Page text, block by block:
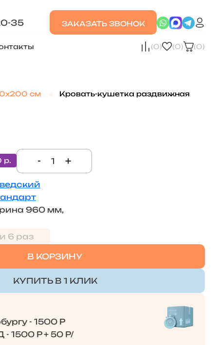
35 ЗАКАЗАТЬ ЗВОНОК
(0) (0) (0)
см
Кровать-кушетка раздвижная
р. - +
960 мм,
6 раз
В КОРЗИНУ
КУПИТЬ В 1 КЛИК
- 1500 Р
1500 Р + 50 Р/